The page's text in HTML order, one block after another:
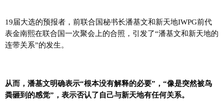
19届大选的预报者，前联合国秘书长潘基文和新天地IWPG前代
表金南熙在联合国一次聚会上的合照，引发了“潘基文和新天地的
连带关系”的发生。
从而，潘基文明确表示“根本没有解释的必要”，“像是突然被鸟
粪砸到的感觉”，表示否认了自己与新天地有任何关系。